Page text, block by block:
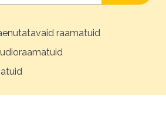
raamatuid